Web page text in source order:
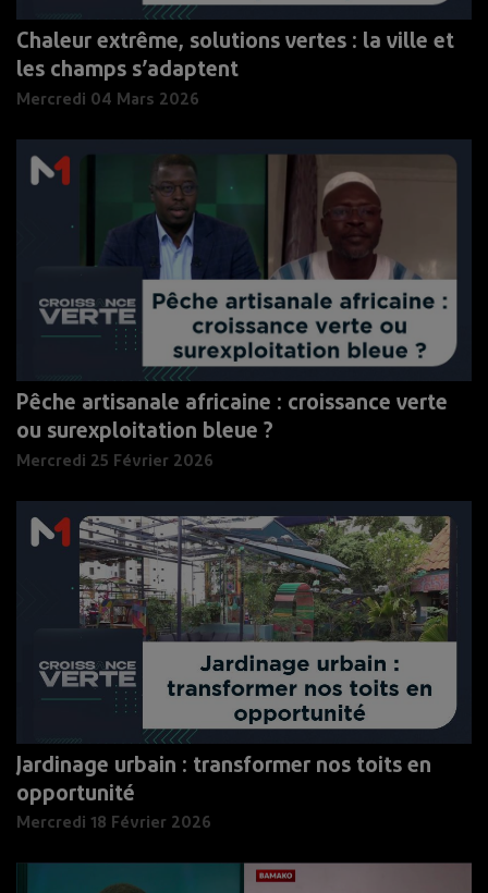
Chaleur extrême, solutions vertes : la ville et
les champs s’adaptent
Mercredi 04 Mars 2026
Pêche artisanale africaine : croissance verte
ou surexploitation bleue ?
Mercredi 25 Février 2026
Jardinage urbain : transformer nos toits en
opportunité
Mercredi 18 Février 2026